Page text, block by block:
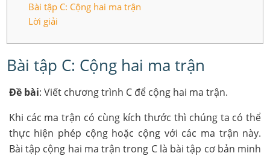
Bài tập C: Cộng hai ma trận
Lời giải
Bài tập C: Cộng hai ma trận
Đề bài: Viết chương trình C để cộng hai ma trận.
Khi các ma trận có cùng kích thước thì chúng ta có thể
thực hiện phép cộng hoặc cộng với các ma trận này.
Bài tập cộng hai ma trận trong C là bài tập cơ bản minh